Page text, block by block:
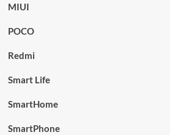
MIUI
POCO
Redmi
Smart Life
SmartHome
SmartPhone